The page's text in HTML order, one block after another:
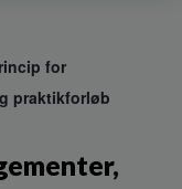
for
praktikforløb